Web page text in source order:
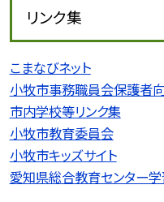
リンク集
こまなびネット
小牧市事務職員会保護者
市内学校等リンク集
小牧市教育委員会
小牧市キッズサイト
愛知県総合教育センター